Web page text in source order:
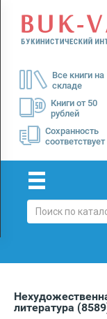
Все книги на
складе
Книги от 50
рублей
Сохранность
Menu
Доставка
Оплата
литература